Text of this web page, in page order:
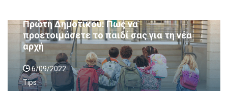
Πρώτη Δημοτικού: Πως να
προετοιμάσετε το παιδί σας για τη νέα
αρχή
6/09/2022
Tips